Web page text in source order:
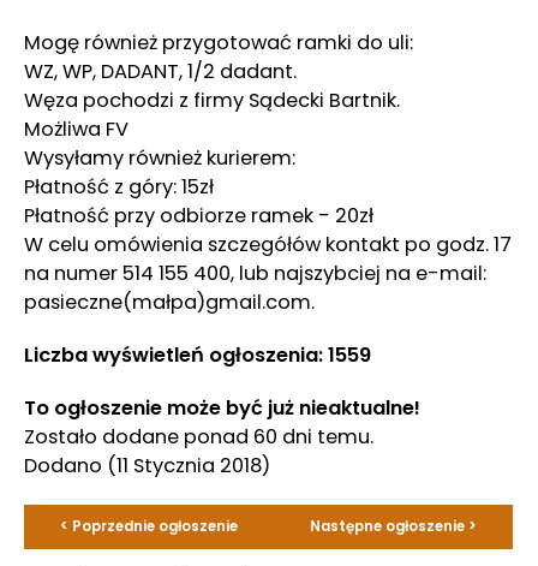
Mogę również przygotować ramki do uli:
WZ, WP, DADANT, 1/2 dadant.
Węza pochodzi z firmy Sądecki Bartnik.
Możliwa FV
Wysyłamy również kurierem:
Płatność z góry: 15zł
Płatność przy odbiorze ramek - 20zł
W celu omówienia szczegółów kontakt po godz. 17
na numer 514 155 400, lub najszybciej na e-mail:
pasieczne(małpa)gmail.com.
Liczba wyświetleń ogłoszenia: 1559
To ogłoszenie może być już nieaktualne!
Zostało dodane ponad 60 dni temu.
Dodano (11 Stycznia 2018)
< Poprzednie ogłoszenie Następne ogłoszenie >